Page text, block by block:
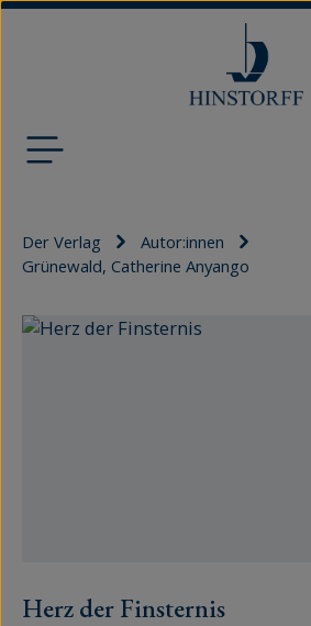
Der Verlag
Autor:innen
Grünewald, Catherine Anyango
Bildergalerie überspringen
Herz der Finsternis